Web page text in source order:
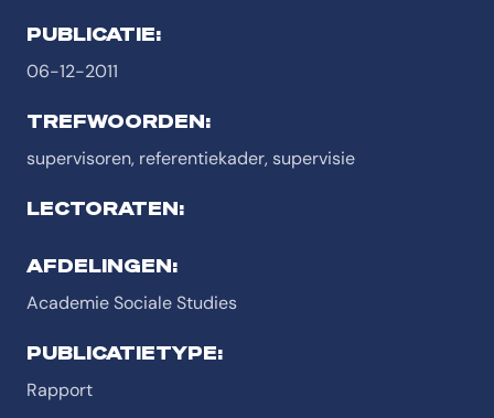
PUBLICATIE:
06-12-2011
TREFWOORDEN:
supervisoren, referentiekader, supervisie
LECTORATEN:
AFDELINGEN:
Academie Sociale Studies
PUBLICATIETYPE:
Rapport